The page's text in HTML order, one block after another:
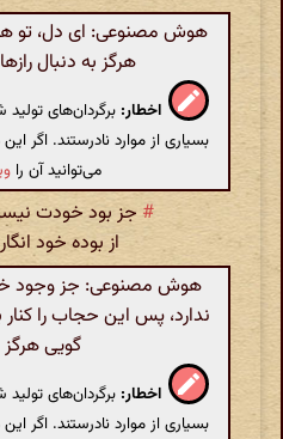
هوش مصنوعی: ای دل، تو
هرگز به دنبال
اخطار: برگردان‌های
بسیاری از موارد نادرستند. اگر
می‌توانید آن را
# جز بود خودت
از بوده خود
هوش مصنوعی: جز وجود
ندارد، پس این حجاب را
گویی
اخطار: برگردان‌های
بسیاری از موارد نادرستند. اگر